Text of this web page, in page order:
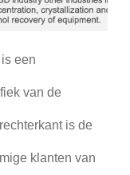
een
van de
is de
klanten van